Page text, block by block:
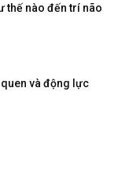
thế nào đến trí não
và động lực